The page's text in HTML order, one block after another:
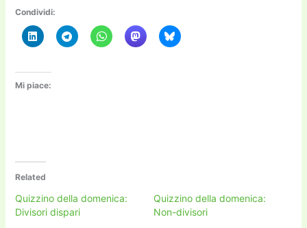
Condividi:
Mi piace:
Related
Quizzino della domenica:
Divisori dispari
Quizzino della domenica:
Non-divisori